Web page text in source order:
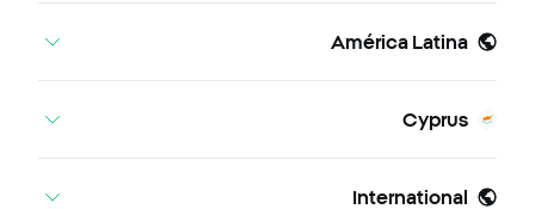
América Latina
Cyprus
International